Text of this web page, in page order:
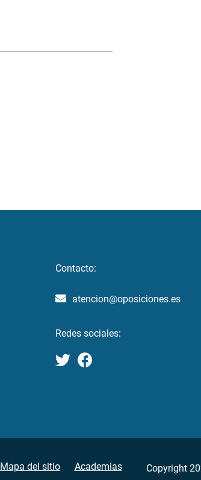
Contacto:
atencion@oposiciones.es
Redes sociales:
Mapa del sitio Academias Copyright